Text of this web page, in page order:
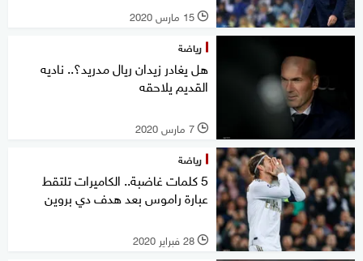
l 15 مارس 2020
رياضة
هل يغادر زيدان ريال مدريد؟.. ناديه
القديم يلاحقه
l 7 مارس 2020
رياضة
5 كلمات غاضبة.. الكاميرات تلتقط
عبارة راموس بعد هدف دي بروين
l 28 فبراير 2020